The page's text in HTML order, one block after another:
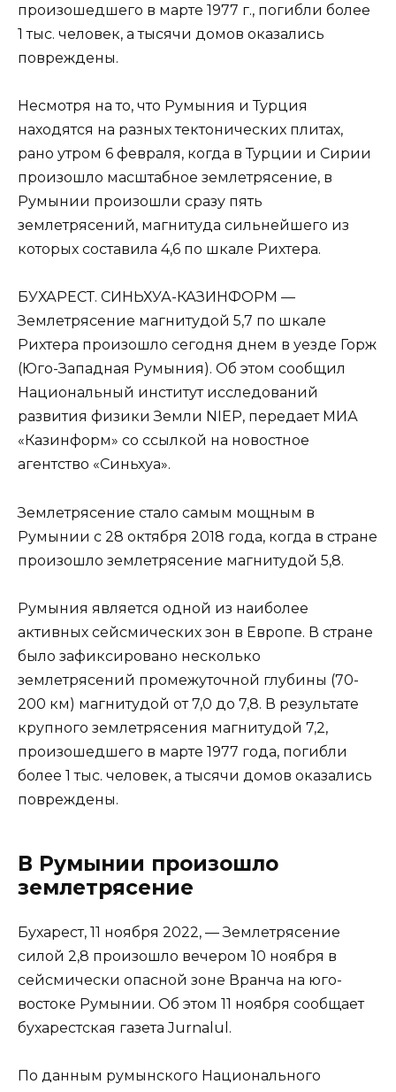
произошедшего в марте 1977 г., погибли более
1 тыс. человек, а тысячи домов оказались
повреждены.
Несмотря на то, что Румыния и Турция
находятся на разных тектонических плитах,
рано утром 6 февраля, когда в Турции и Сирии
произошло масштабное землетрясение, в
Румынии произошли сразу пять
землетрясений, магнитуда сильнейшего из
которых составила 4,6 по шкале Рихтера.
БУХАРЕСТ. СИНЬХУА-КАЗИНФОРМ —
Землетрясение магнитудой 5,7 по шкале
Рихтера произошло сегодня днем в уезде Горж
(Юго-Западная Румыния). Об этом сообщил
Национальный институт исследований
развития физики Земли NIEP, передает МИА
«Казинформ» со ссылкой на новостное
агентство «Синьхуа».
Землетрясение стало самым мощным в
Румынии с 28 октября 2018 года, когда в стране
произошло землетрясение магнитудой 5,8.
Румыния является одной из наиболее
активных сейсмических зон в Европе. В стране
было зафиксировано несколько
землетрясений промежуточной глубины (70-
200 км) магнитудой от 7,0 до 7,8. В результате
крупного землетрясения магнитудой 7,2,
произошедшего в марте 1977 года, погибли
более 1 тыс. человек, а тысячи домов оказались
повреждены.
В Румынии произошло
землетрясение
Бухарест, 11 ноября 2022, — Землетрясение
силой 2,8 произошло вечером 10 ноября в
сейсмически опасной зоне Вранча на юго-
востоке Румынии. Об этом 11 ноября сообщает
бухарестская газета Jurnalul.
По данным румынского Национального